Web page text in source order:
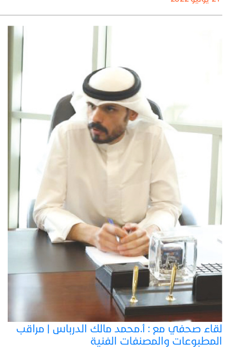
لقاء صحفي مع : أ.محمد مالك الدرباس | مراقب
المطبوعات والمصنفات الفنية